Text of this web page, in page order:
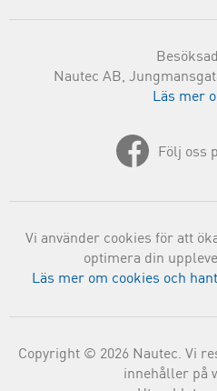
Nautec AB,
Läs mer
Följ oss
Vi använder cookies för att
optimera din
Läs mer om cookies och
Copyright © 2026 Nautec. Vi
innehåller på